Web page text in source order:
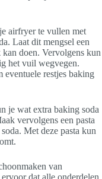
airfryer te vullen met
Laat dit mengsel een
doen. Vervolgens kun
het vuil wegvegen.
eventuele restjes baking
je wat extra baking soda
vervolgens een pasta
Met deze pasta kun
van
dat alle onderdelen